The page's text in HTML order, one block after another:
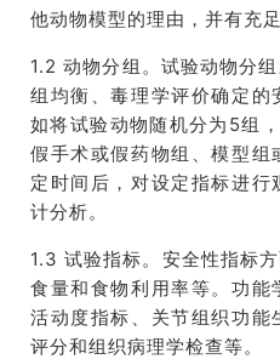
他动物模型的理由 ，并有充
1.2动物分组。 试验动物分
组均衡、毒理学评价确定的
如将试验动物随机分为 5组
假手术或假药物组、模型组
定时间后，对设定指标进
计分析。
1.3试验指标。安全性指标
食量和食物利用率等。功
活动度指标、关节组织功
评分和组织病理学检查等。